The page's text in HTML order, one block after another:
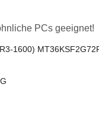
PCs geeignet!
1600)